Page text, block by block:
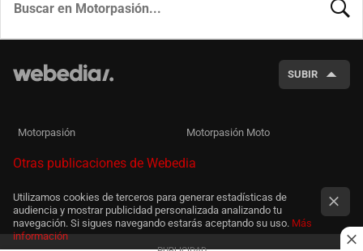
SUBIR
Motorpasión Motorpasión Moto
Otras publicaciones de Webedia
Utilizamos cookies de terceros para generar estadísticas de
audiencia y mostrar publicidad personalizada analizando tu
navegación. Si sigues navegando estarás aceptando su uso. Más
información